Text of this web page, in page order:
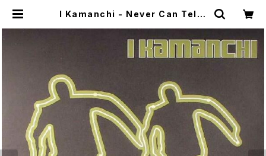
I Kamanchi - Never Can Tell /